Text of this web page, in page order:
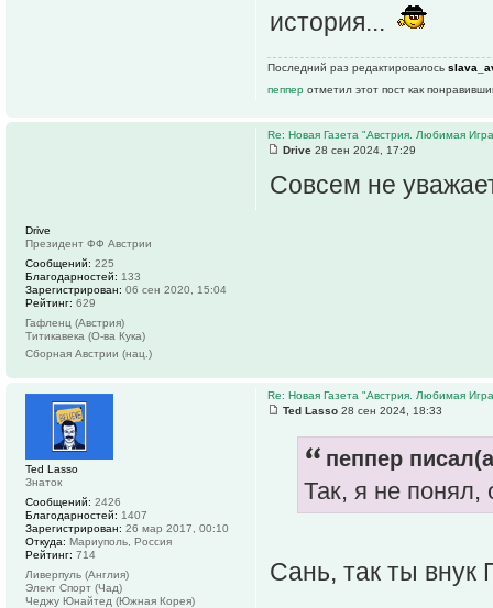
история...
Последний раз редактировалось
пеппер отметил этот пост как
Re: Новая Газета "Австрия. Любимая
Drive 28 сен 2024, 17:29
Совсем не
Drive
Президент ФФ Австрии
Сообщений: 225
Благодарностей: 133
Зарегистрирован: 06 сен 2020, 15:04
Рейтинг: 629
Гафленц (Австрия)
Титикавека (О-ва Кука)
Сборная Австрии (нац.)
Re: Новая Газета "Австрия. Любимая
Ted Lasso 28 сен 2024, 18:33
пеппер
Так, я не понял,
Сань, так ты внук
Ted Lasso
Знаток
Сообщений: 2426
Благодарностей: 1407
Зарегистрирован: 26 мар 2017, 00:10
Откуда: Мариуполь, Россия
Рейтинг: 714
Ливерпуль (Англия)
Элект Спорт (Чад)
Чеджу Юнайтед (Южная Корея)